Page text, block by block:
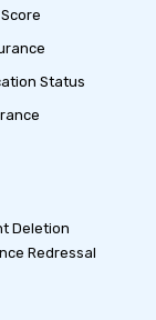
Status
Deletion
Redressal